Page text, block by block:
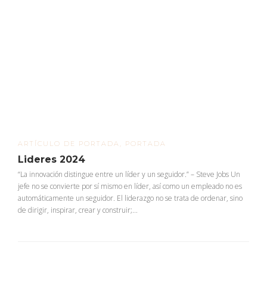
ARTÍCULO DE PORTADA PORTADA
Lideres 2024
“La innovación distingue entre un líder y un seguidor.” – Steve Jobs Un
jefe no se convierte por sí mismo en líder, así como un empleado no es
automáticamente un seguidor. El liderazgo no se trata de ordenar, sino
de dirigir, inspirar, crear y construir;...